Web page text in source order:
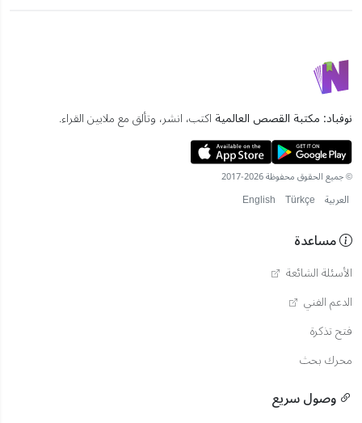
نوفباد: مكتبة القصص العالمية اكتب، انشر، وتألق مع ملايين القراء.
© جميع الحقوق محفوظة 2026-2017
العربية English Türkçe
مساعدة
الأسئلة الشائعة
الدعم الفني
فتح تذكرة
محرك بحث
وصول سريع